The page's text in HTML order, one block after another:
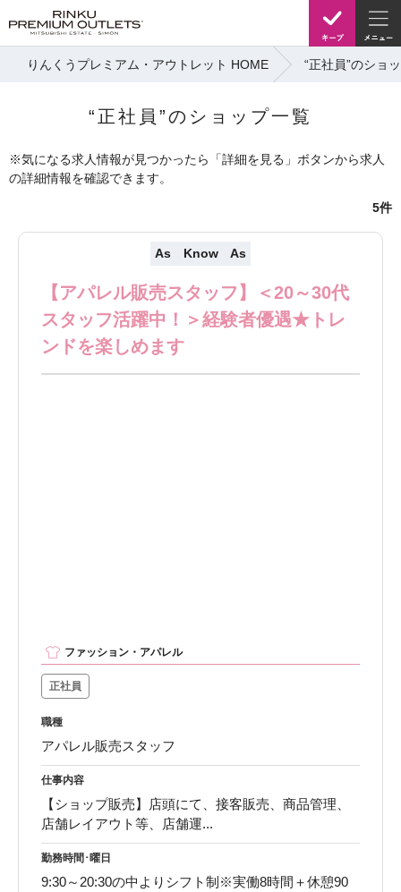
りんくうプレミアム・アウトレット HOME “正社員”のショ
“正社員”のショップ一覧
※気になる求人情報が見つかったら「詳細を見る」ボタンから求人
の詳細情報を確認できます。
5件
As Know As
【アパレル販売スタッフ】＜20～30代
スタッフ活躍中！＞経験者優遇★トレ
ンドを楽しめます
ファッション・アパレル
正社員
職種
アパレル販売スタッフ
仕事内容
【ショップ販売】店頭にて、接客販売、商品管理、
店舗レイアウト等、店舗運...
勤務時間･曜日
9:30～20:30の中よりシフト制※実働8時間＋休憩90